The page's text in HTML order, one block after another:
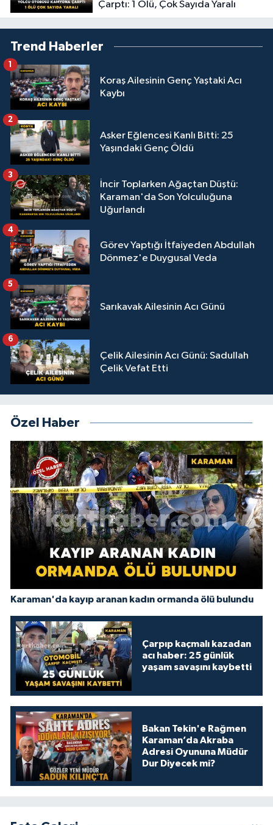
Çarptı: 1 Ölü, Çok Sayıda Yaralı
Trend Haberler
Koraş Ailesinin Genç Yaştaki Acı
Kaybı
1
Asker Eğlencesi Kanlı Bitti: 25
Yaşındaki Genç Öldü
2
İncir Toplarken Ağaçtan Düştü:
Karaman'da Son Yolculuğuna
Uğurlandı
3
Görev Yaptığı İtfaiyeden Abdullah
Dönmez'e Duygusal Veda
4
Sarıkavak Ailesinin Acı Günü
5
Çelik Ailesinin Acı Günü: Sadullah
Çelik Vefat Etti
6
Özel Haber
Karaman'da kayıp aranan kadın ormanda ölü bulundu
Çarpıp kaçmalı kazadan
acı haber: 25 günlük
yaşam savaşını kaybetti
Bakan Tekin'e Rağmen
Karaman’da Akraba
Adresi Oyununa Müdür
Dur Diyecek mi?